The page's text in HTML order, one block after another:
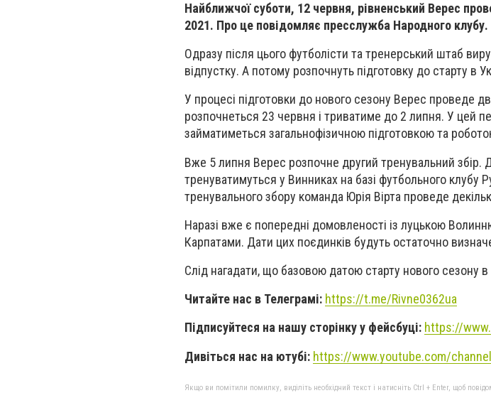
Найближчої суботи, 12 червня, рівненський Верес
2021. Про це повідомляє пресслужба Народного клубу.
Одразу після цього футболісти та тренерський штаб
відпустку. А потому розпочнуть підготовку до старту в
У процесі підготовки до нового сезону Верес проведе
розпочнеться 23 червня і триватиме до 2 липня. У цей
займатиметься загальнофізичною підготовкою та
Вже 5 липня Верес розпочне другий тренувальний збір.
тренуватимуться у Винниках на базі футбольного клубу
тренувального збору команда Юрія Вірта проведе
Наразі вже є попередні домовленості із луцькою
Карпатами. Дати цих поєдинків будуть остаточно
Слід нагадати, що базовою датою старту нового сезону
Читайте нас в Телеграмі: https://t.me/Rivne0362ua
Підписуйтеся на нашу сторінку у фейсбуці: https://
Дивіться нас на ютубі: https://www.youtube.com/
Якщо ви помітили помилку, виділіть необхідний текст і натисніть Ctrl + Enter, щоб